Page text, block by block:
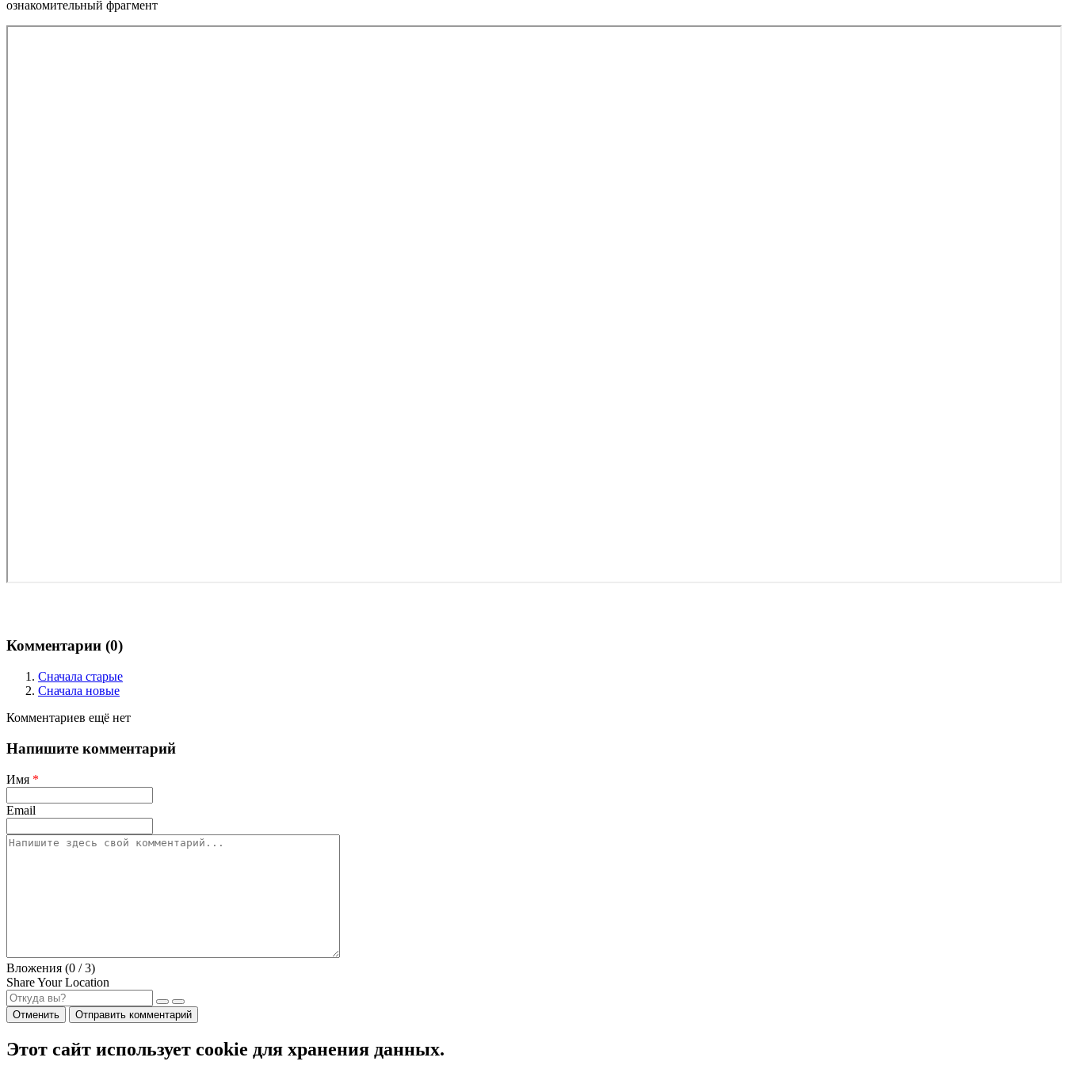
ознакомительный фрагмент
Комментарии (0)
Сначала старые
Сначала новые
Комментариев ещё нет
Напишите комментарий
Имя *
Email
Вложения (0 / 3)
Share Your Location
Отменить Отправить комментарий
Этот сайт использует cookie для хранения данных.